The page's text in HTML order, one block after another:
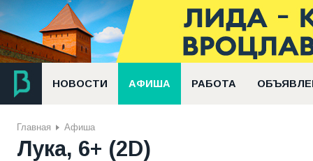
НОВОСТИ АФИША РАБОТА
Главная Афиша
Лука, 6+ (2D)